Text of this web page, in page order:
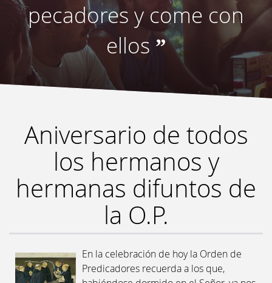
pecadores y come con
ellos ”
Aniversario de todos
los hermanos y
hermanas difuntos de
la O.P.
En la celebración de hoy la Orden de
Predicadores recuerda a los que,